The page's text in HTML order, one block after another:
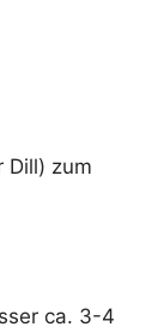
Dill) zum
ca. 3-4